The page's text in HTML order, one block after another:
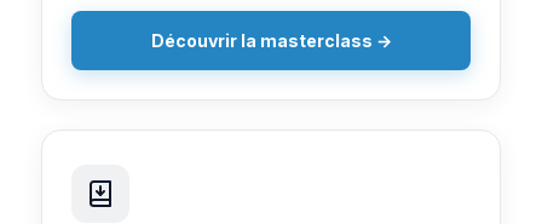
Découvrir la masterclass →